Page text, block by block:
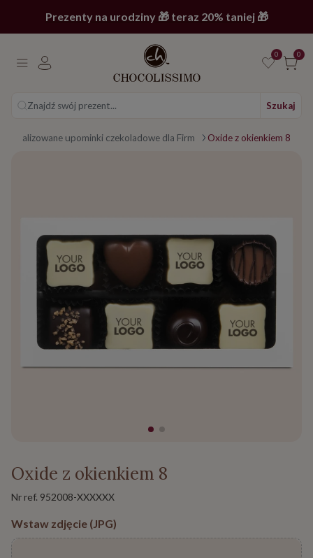
Prezenty na urodziny 🎁 teraz 20% taniej 🎁
0 0
Znajdź swój prezent... Szukaj
upominki czekoladowe dla Firm Oxide z okienkiem 8
Oxide z okienkiem 8
Nr ref. 952008-XXXXXX
Wstaw zdjęcie (JPG)